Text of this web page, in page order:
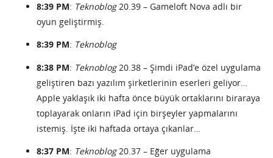
8:39 PM: Teknoblog20.39 – Gameloft Nova adlı bir
oyun geliştirmiş.
8:39 PM: Teknoblog
8:38 PM: Teknoblog20.38 – Şimdi iPad’e özel uygulama
geliştiren bazı yazılım şirketlerinin eserleri geliyor…
Apple yaklaşık iki hafta önce büyük ortaklarını biraraya
toplayarak onların iPad için birşeyler yapmalarını
istemiş. İşte iki haftada ortaya çıkanlar…
8:37 PM: Teknoblog20.37 – Eğer uygulama